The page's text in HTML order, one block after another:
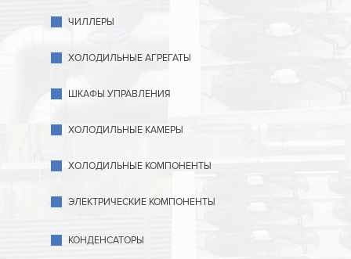
ЧИЛЛЕРЫ
ХОЛОДИЛЬНЫЕ АГРЕГАТЫ
ШКАФЫ УПРАВЛЕНИЯ
ХОЛОДИЛЬНЫЕ КАМЕРЫ
ХОЛОДИЛЬНЫЕ КОМПОНЕНТЫ
ЭЛЕКТРИЧЕСКИЕ КОМПОНЕНТЫ
КОНДЕНСАТОРЫ